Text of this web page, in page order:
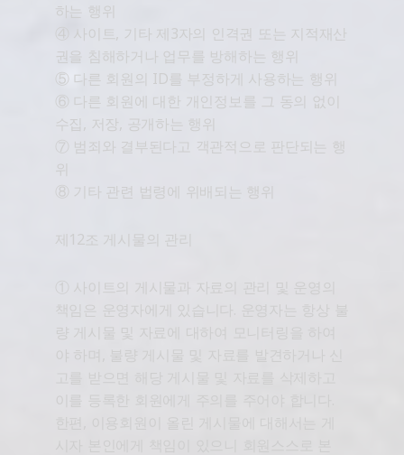
하는 행위
④ 사이트, 기타 제3자의 인격권 또는 지적재산
권을 침해하거나 업무를 방해하는 행위
⑤ 다른 회원의 ID를 부정하게 사용하는 행위
⑥ 다른 회원에 대한 개인정보를 그 동의 없이
수집, 저장, 공개하는 행위
⑦ 범죄와 결부된다고 객관적으로 판단되는 행
위
⑧ 기타 관련 법령에 위배되는 행위
제12조 게시물의 관리
① 사이트의 게시물과 자료의 관리 및 운영의
책임은 운영자에게 있습니다. 운영자는 항상 불
량 게시물 및 자료에 대하여 모니터링을 하여